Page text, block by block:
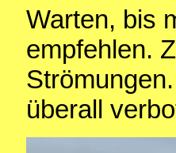
Warten, bis
empfehlen.
überall